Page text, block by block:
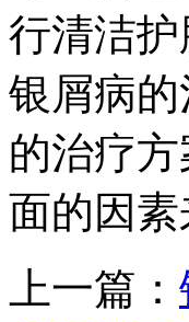
行清洁
银屑病
的治疗
面的因
上一篇：